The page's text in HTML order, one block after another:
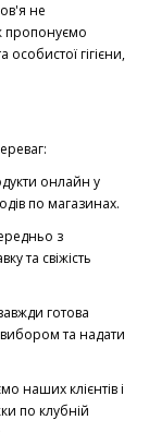
не
пропонуємо
гігієни,
онлайн у
по магазинах.
з
та свіжість
готова
вибором та надати
наших клієнтів і
по клубній